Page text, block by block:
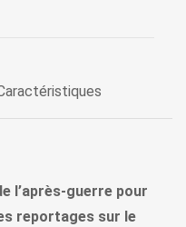
l’après-guerre pour
reportages sur le